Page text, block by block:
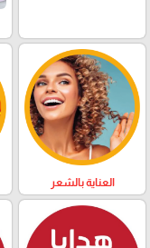
العناية بالشعر